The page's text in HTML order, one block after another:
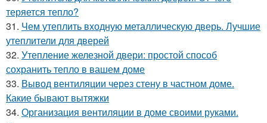
теряется тепло?
31. Чем утеплить входную металлическую дверь. Лучшие
утеплители для дверей
32. Утепление железной двери: простой способ
сохранить тепло в вашем доме
33. Вывод вентиляции через стену в частном доме.
Какие бывают вытяжки
34. Организация вентиляции в доме своими руками.